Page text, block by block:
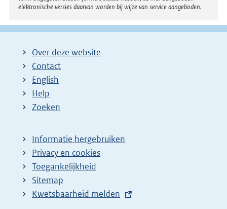
elektronische versies daarvan worden bij wijze van service aangeboden.
Over deze website
Contact
English
Help
Zoeken
Informatie hergebruiken
Privacy en cookies
Toegankelijkheid
Sitemap
E
Kwetsbaarheid melden